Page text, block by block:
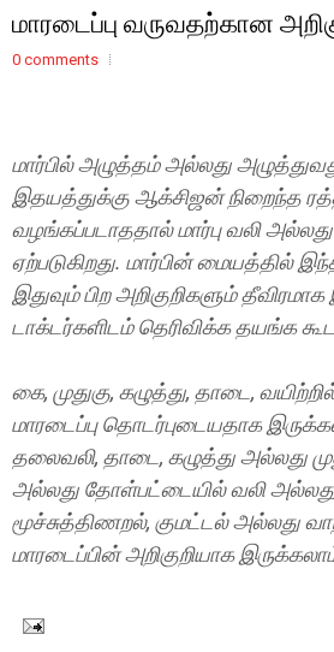
மாரடைப்பு வருவதற்கான
0 comments
மார்பில் அழுத்தம் அல்லது
இதயத்துக்கு ஆக்சிஜன் நிறைந்த
வழங்கப்படாததால் மார்பு வலி அல்லது
ஏற்படுகிறது. மார்பின் மையத்தில்
இதுவும் பிற அறிகுறிகளும்
டாக்டர்களிடம் தெரிவிக்க தயங்க
கை, முதுகு, கழுத்து, தாடை,
மாரடைப்பு தொடர்புடையதாக
தலைவலி, தாடை, கழுத்து அல்லது
அல்லது தோள்பட்டையில் வலி அல்லது
மூச்சுத்திணறல், குமட்டல் அல்லது
மாரடைப்பின் அறிகுறியாக